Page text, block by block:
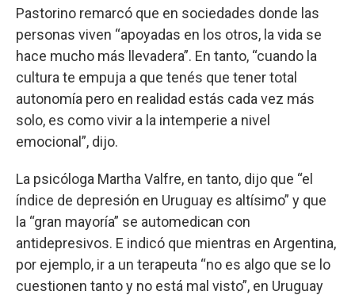
Pastorino remarcó que en sociedades donde las
personas viven “apoyadas en los otros, la vida se
hace mucho más llevadera”. En tanto, “cuando la
cultura te empuja a que tenés que tener total
autonomía pero en realidad estás cada vez más
solo, es como vivir a la intemperie a nivel
emocional”, dijo.
La psicóloga Martha Valfre, en tanto, dijo que “el
índice de depresión en Uruguay es altísimo” y que
la “gran mayoría” se automedican con
antidepresivos. E indicó que mientras en Argentina,
por ejemplo, ir a un terapeuta “no es algo que se lo
cuestionen tanto y no está mal visto”, en Uruguay